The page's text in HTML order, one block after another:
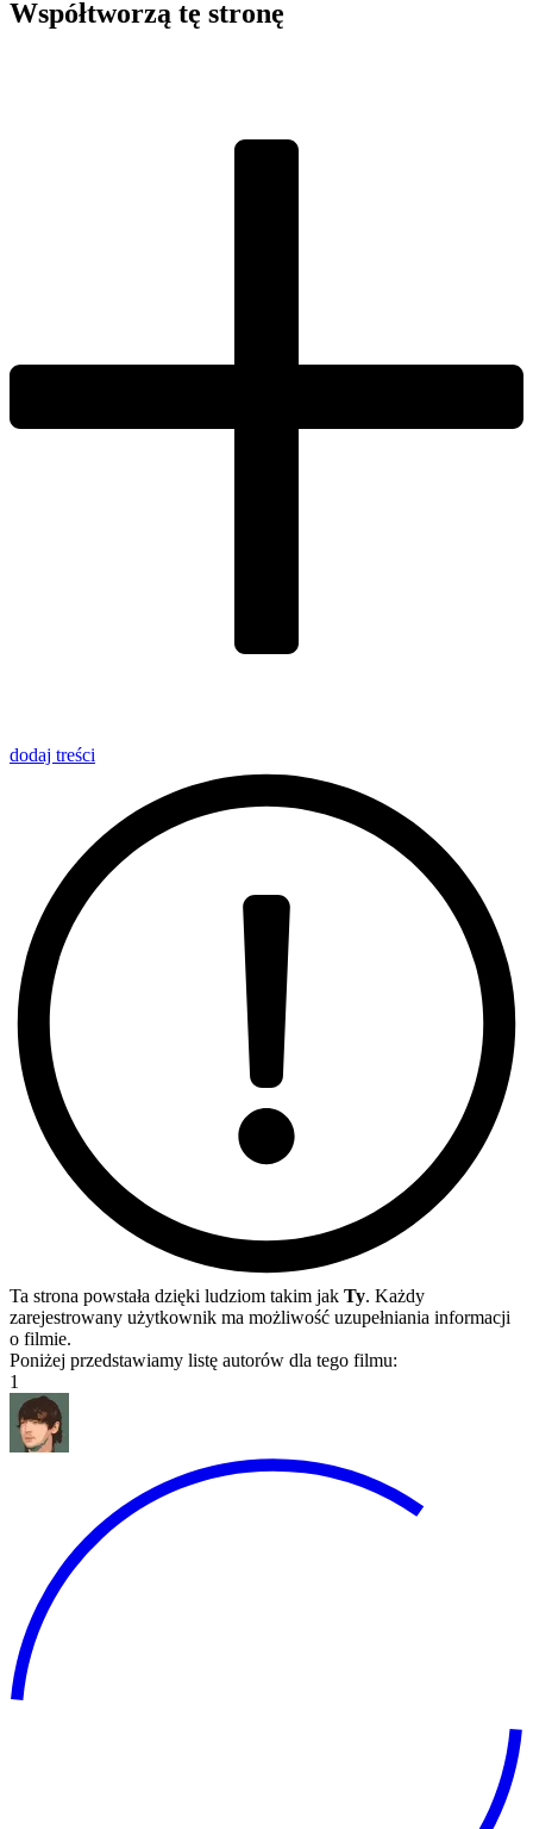
Współtworzą tę stronę
dodaj treści
Ta strona powstała dzięki ludziom takim jak Ty. Każdy
zarejestrowany użytkownik ma możliwość uzupełniania informacji
o filmie.
Poniżej przedstawiamy listę autorów dla tego filmu:
1